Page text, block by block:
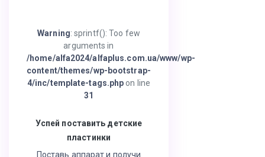
Warning: sprintf(): Too few
arguments in
/home/alfa2024/alfaplus.com.ua/www/wp-
content/themes/wp-bootstrap-
4/inc/template-tags.php on line
31
Успей поставить детские
пластинки
Поставь аппарат и получи